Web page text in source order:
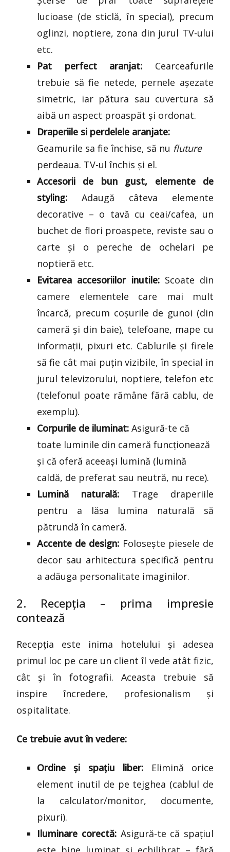
lucioase (de sticlă, în special), precum
oglinzi, noptiere, zona din jurul TV-ului
etc.
Pat perfect aranjat: Cearceafurile
trebuie să fie netede, pernele așezate
simetric, iar pătura sau cuvertura să
aibă un aspect proaspăt și ordonat.
Draperiile si perdelele aranjate:
Geamurile sa fie închise, să nu fluture
perdeaua. TV-ul închis și el.
Accesorii de bun gust, elemente de
styling: Adaugă câteva elemente
decorative – o tavă cu ceai/cafea, un
buchet de flori proaspete, reviste sau o
carte și o pereche de ochelari pe
noptieră etc.
Evitarea accesoriilor inutile:Scoate din
camere elementele care mai mult
încarcă, precum coșurile de gunoi (din
cameră și din baie), telefoane, mape cu
informații, pixuri etc. Cablurile și firele
să fie cât mai puțin vizibile, în special in
jurul televizorului, noptiere, telefon etc
(telefonul poate rămâne fără cablu, de
exemplu).
Corpurile de iluminat: Asigură-te că
toate luminile din cameră funcționează
și că oferă aceeași lumină (lumină
caldă, de preferat sau neutră, nu rece).
Lumină naturală: Trage draperiile
pentru a lăsa lumina naturală să
pătrundă în cameră.
Accente de design: Folosește piesele de
decor sau arhitectura specifică pentru
a adăuga personalitate imaginilor.
2. Recepția – prima impresie
contează
Recepția este inima hotelului și adesea
primul loc pe care un client îl vede atât fizic,
cât și în fotografii. Aceasta trebuie să
inspire încredere, profesionalism și
ospitalitate.
Ce trebuie avut în vedere:
Ordine și spațiu liber: Elimină orice
element inutil de pe tejghea (cablul de
la calculator/monitor, documente,
pixuri).
Iluminare corectă:Asigură-te că spațiul